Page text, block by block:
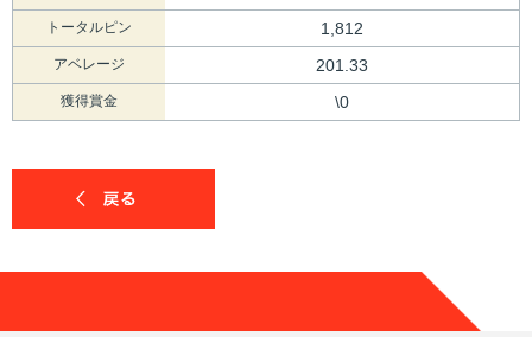
トータルピン 1,812
アベレージ 201.33
獲得賞金 \0